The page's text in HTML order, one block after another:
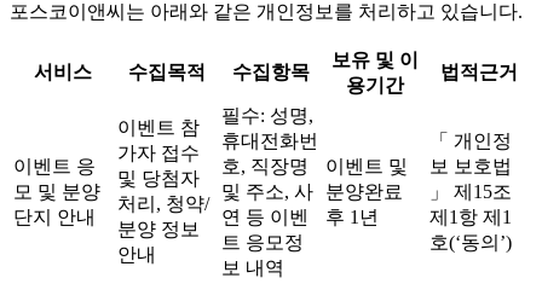
포스코이앤씨는 아래와 같은 개인정보를 처리하고 있습니다.
서비스 수집목적 수집항목
보유 및 이
용기간
법적근거
이벤트 응
모 및 분양
단지 안내
이벤트 참
가자 접수
및 당첨자
처리, 청약/
분양 정보
안내
필수: 성명,
휴대전화번
호, 직장명
및 주소, 사
연 등 이벤
트 응모정
보 내역
이벤트 및
분양완료
후 1년
「 개인정
보 보호법
」 제15조
제1항 제1
호(‘동의’)